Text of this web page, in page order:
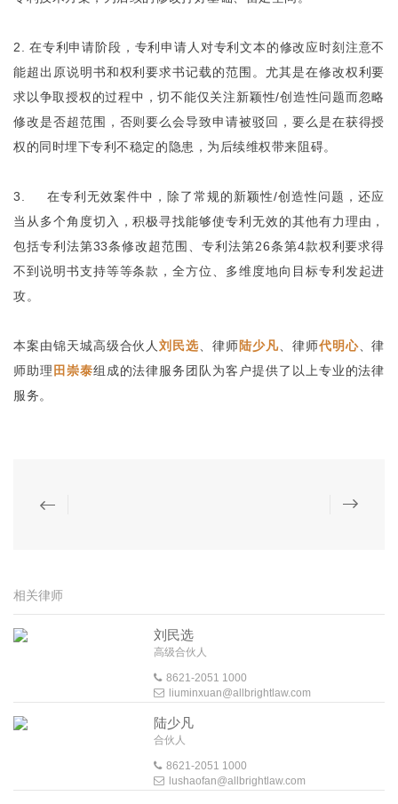
2. 在专利申请阶段，专利申请人对专利文本的修改应时刻注意不
能超出原说明书和权利要求书记载的范围。尤其是在修改权利要
求以争取授权的过程中，切不能仅关注新颖性/创造性问题而忽略
修改是否超范围，否则要么会导致申请被驳回，要么是在获得授
权的同时埋下专利不稳定的隐患，为后续维权带来阻碍。
3. 在专利无效案件中，除了常规的新颖性/创造性问题，还应
当从多个角度切入，积极寻找能够使专利无效的其他有力理由，
包括专利法第33条修改超范围、专利法第26条第4款权利要求得
不到说明书支持等等条款，全方位、多维度地向目标专利发起进
攻。
本案由锦天城高级合伙人刘民选 、律师陆少凡、律师代明心、律
师助理 田崇泰组成的法律服务团队为客户提供了以上专业的法律
服务。
相关律师
刘民选
高级合伙人
8621-2051 1000
liuminxuan@allbrightlaw.com
陆少凡
合伙人
8621-2051 1000
lushaofan@allbrightlaw.com